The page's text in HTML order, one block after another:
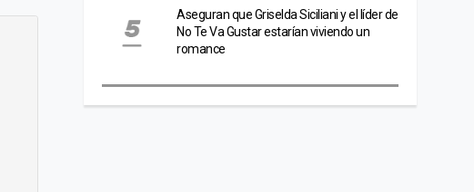
Aseguran que Griselda Siciliani y el líder de
No Te Va Gustar estarían viviendo un
romance